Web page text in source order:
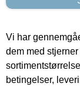
Vi har
dem med
betingelser,